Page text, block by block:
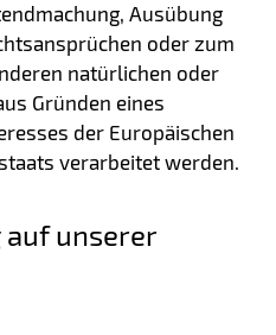
Ausübung
oder zum
natürlichen oder
Gründen eines
der Europäischen
verarbeitet werden.
auf unserer